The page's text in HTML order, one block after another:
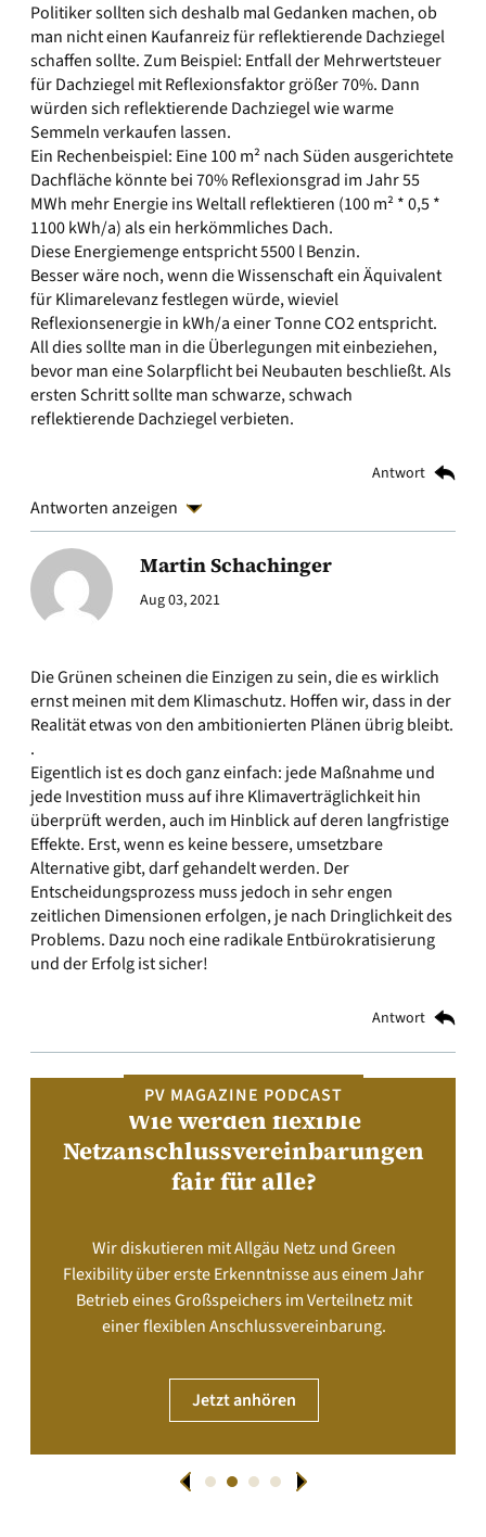
Politiker sollten sich deshalb mal Gedanken machen, ob
man nicht einen Kaufanreiz für reflektierende Dachziegel
schaffen sollte. Zum Beispiel: Entfall der Mehrwertsteuer
für Dachziegel mit Reflexionsfaktor größer 70%. Dann
würden sich reflektierende Dachziegel wie warme
Semmeln verkaufen lassen.
Ein Rechenbeispiel: Eine 100 m² nach Süden ausgerichtete
Dachfläche könnte bei 70% Reflexionsgrad im Jahr 55
MWh mehr Energie ins Weltall reflektieren (100 m² * 0,5 *
1100 kWh/a) als ein herkömmliches Dach.
Diese Energiemenge entspricht 5500 l Benzin.
Besser wäre noch, wenn die Wissenschaft ein Äquivalent
für Klimarelevanz festlegen würde, wieviel
Reflexionsenergie in kWh/a einer Tonne CO2 entspricht.
All dies sollte man in die Überlegungen mit einbeziehen,
bevor man eine Solarpflicht bei Neubauten beschließt. Als
ersten Schritt sollte man schwarze, schwach
reflektierende Dachziegel verbieten.
Antwort
Antworten anzeigen
Martin Schachinger
Aug 03, 2021
Die Grünen scheinen die Einzigen zu sein, die es wirklich
ernst meinen mit dem Klimaschutz. Hoffen wir, dass in der
Realität etwas von den ambitionierten Plänen übrig bleibt.
.
Eigentlich ist es doch ganz einfach: jede Maßnahme und
jede Investition muss auf ihre Klimaverträglichkeit hin
überprüft werden, auch im Hinblick auf deren langfristige
Effekte. Erst, wenn es keine bessere, umsetzbare
Alternative gibt, darf gehandelt werden. Der
Entscheidungsprozess muss jedoch in sehr engen
zeitlichen Dimensionen erfolgen, je nach Dringlichkeit des
Problems. Dazu noch eine radikale Entbürokratisierung
und der Erfolg ist sicher!
Antwort
PV MAGAZINE PODCAST
Wie werden flexible
Netzanschlussvereinbarungen
fair für alle?
Wir diskutieren mit Allgäu Netz und Green
Flexibility über erste Erkenntnisse aus einem Jahr
Betrieb eines Großspeichers im Verteilnetz mit
einer flexiblen Anschlussvereinbarung.
Jetzt anhören